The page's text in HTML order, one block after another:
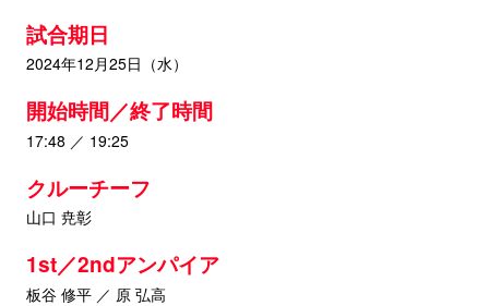
試合期日
2024年12月25日（水）
開始時間／終了時間
17:48 ／ 19:25
クルーチーフ
山口 尭彰
1st／2ndアンパイア
板谷 修平 ／ 原 弘高